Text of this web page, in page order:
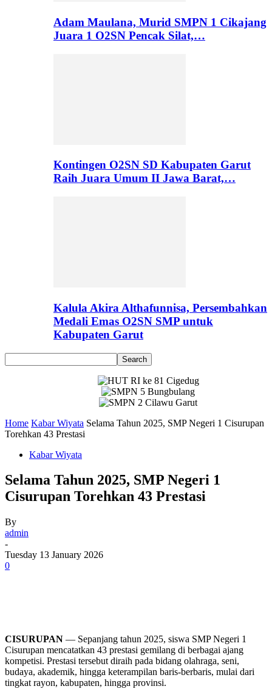
Adam Maulana, Murid SMPN 1 Cikajang
Juara 1 O2SN Pencak Silat,…
Kontingen O2SN SD Kabupaten Garut
Raih Juara Umum II Jawa Barat,…
Kalula Akira Althafunnisa, Persembahkan
Medali Emas O2SN SMP untuk
Kabupaten Garut
Home Kabar Wiyata Selama Tahun 2025, SMP Negeri 1 Cisurupan
Torehkan 43 Prestasi
Kabar Wiyata
Selama Tahun 2025, SMP Negeri 1
Cisurupan Torehkan 43 Prestasi
By
admin
-
Tuesday 13 January 2026
0
CISURUPAN — Sepanjang tahun 2025, siswa SMP Negeri 1
Cisurupan mencatatkan 43 prestasi gemilang di berbagai ajang
kompetisi. Prestasi tersebut diraih pada bidang olahraga, seni,
budaya, akademik, hingga keterampilan baris-berbaris, mulai dari
tingkat rayon, kabupaten, hingga provinsi.